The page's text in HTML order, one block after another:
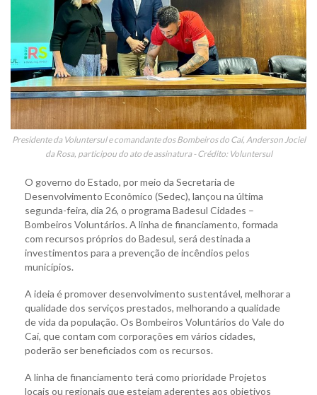
Presidente da Voluntersul e comandante dos Bombeiros do Caí, Anderson Jociel
da Rosa, participou do ato de assinatura - Crédito: Voluntersul
O governo do Estado, por meio da Secretaria de
Desenvolvimento Econômico (Sedec), lançou na última
segunda-feira, dia 26, o programa Badesul Cidades –
Bombeiros Voluntários. A linha de financiamento, formada
com recursos próprios do Badesul, será destinada a
investimentos para a prevenção de incêndios pelos
municípios.
A ideia é promover desenvolvimento sustentável, melhorar a
qualidade dos serviços prestados, melhorando a qualidade
de vida da população. Os Bombeiros Voluntários do Vale do
Caí, que contam com corporações em vários cidades,
poderão ser beneficiados com os recursos.
A linha de financiamento terá como prioridade Projetos
locais ou regionais que estejam aderentes aos objetivos